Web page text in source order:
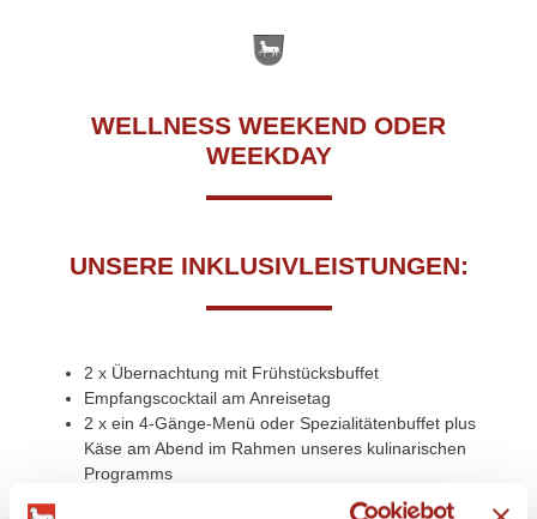
WELLNESS WEEKEND ODER
WEEKDAY
UNSERE INKLUSIVLEISTUNGEN:
2 x Übernachtung mit Frühstücksbuffet
Empfangscocktail am Anreisetag
2 x ein 4-Gänge-Menü oder Spezialitätenbuffet plus
Käse am Abend im Rahmen unseres kulinarischen
Programms